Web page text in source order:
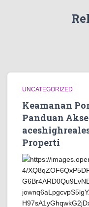
UNCATEGORIZED
Keamanan
Panduan
Properti